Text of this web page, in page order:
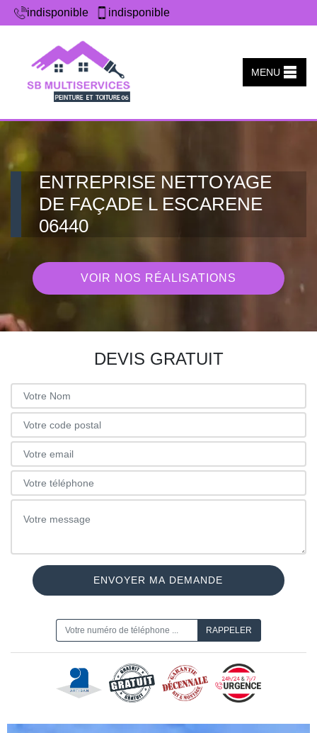
indisponible indisponible
MENU
ENTREPRISE NETTOYAGE
DE FAÇADE L ESCARENE
06440
VOIR NOS RÉALISATIONS
DEVIS GRATUIT